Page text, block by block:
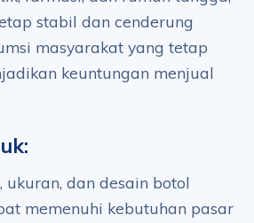
stabil dan cenderung
masyarakat yang tetap
keuntungan menjual
ukuran, dan desain botol
memenuhi kebutuhan pasar